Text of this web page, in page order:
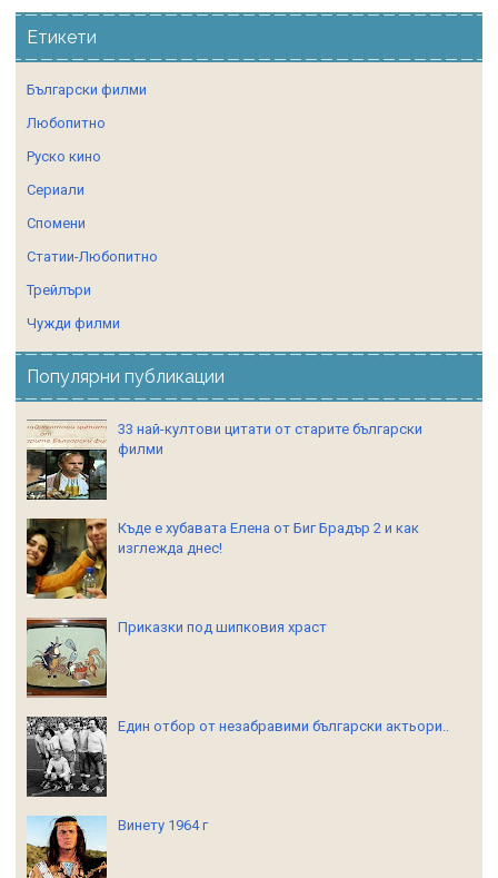
Етикети
Български филми
Любопитно
Руско кино
Сериали
Спомени
Статии-Любопитно
Трейлъри
Чужди филми
Популярни публикации
33 най-култови цитати от старите български
филми
Къде е хубавата Елена от Биг Брадър 2 и как
изглежда днес!
Приказки под шипковия храст
Един отбор от незабравими български актьори..
Винету 1964 г